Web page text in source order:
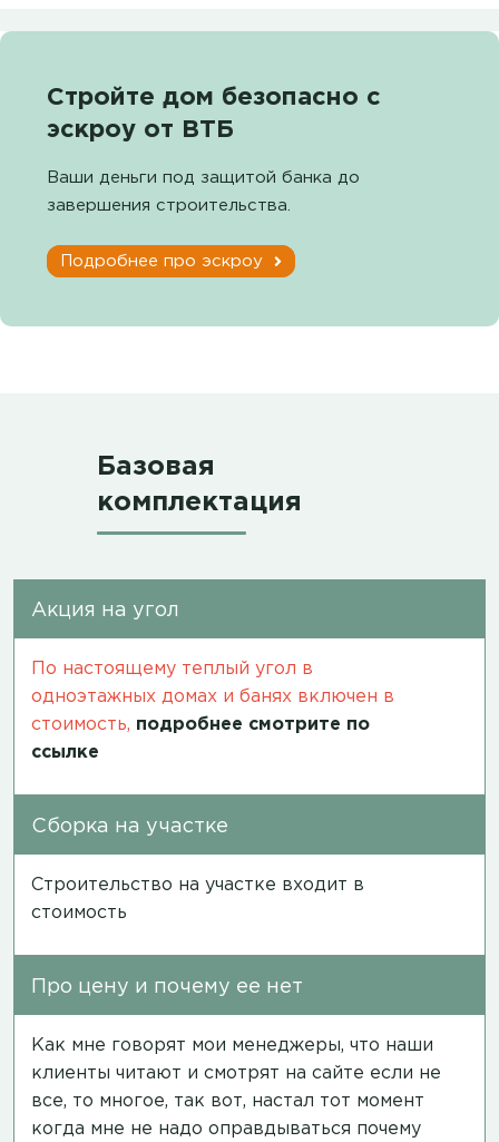
Стройте дом безопасно с
эскроу от ВТБ
Ваши деньги под защитой банка до
завершения строительства.
Подробнее про эскроу
Базовая
комплектация
Акция на угол
По настоящему теплый угол в
одноэтажных домах и банях включен в
стоимость, подробнее смотрите по
ссылке
Сборка на участке
Строительство на участке входит в
стоимость
Про цену и почему ее нет
Как мне говорят мои менеджеры, что наши
клиенты читают и смотрят на сайте если не
все, то многое, так вот, настал тот момент
когда мне не надо оправдываться почему